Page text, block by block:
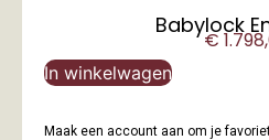
Babylock
€
In winkelwagen
Maak een account aan om je